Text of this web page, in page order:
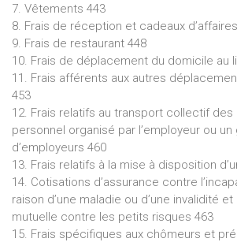
7. Vêtements 443
8. Frais de réception et cadeaux
9. Frais de restaurant 448
10. Frais de déplacement du domicile au
11. Frais afférents aux autres
453
12. Frais relatifs au transport collectif
personnel organisé par l’employeur ou un
d’employeurs 460
13. Frais relatifs à la mise à disposition
14. Cotisations d’assurance contre
raison d’une maladie ou d’une invalidité
mutuelle contre les petits risques 463
15. Frais spécifiques aux chômeurs et